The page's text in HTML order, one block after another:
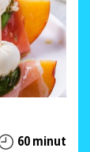
60 minut